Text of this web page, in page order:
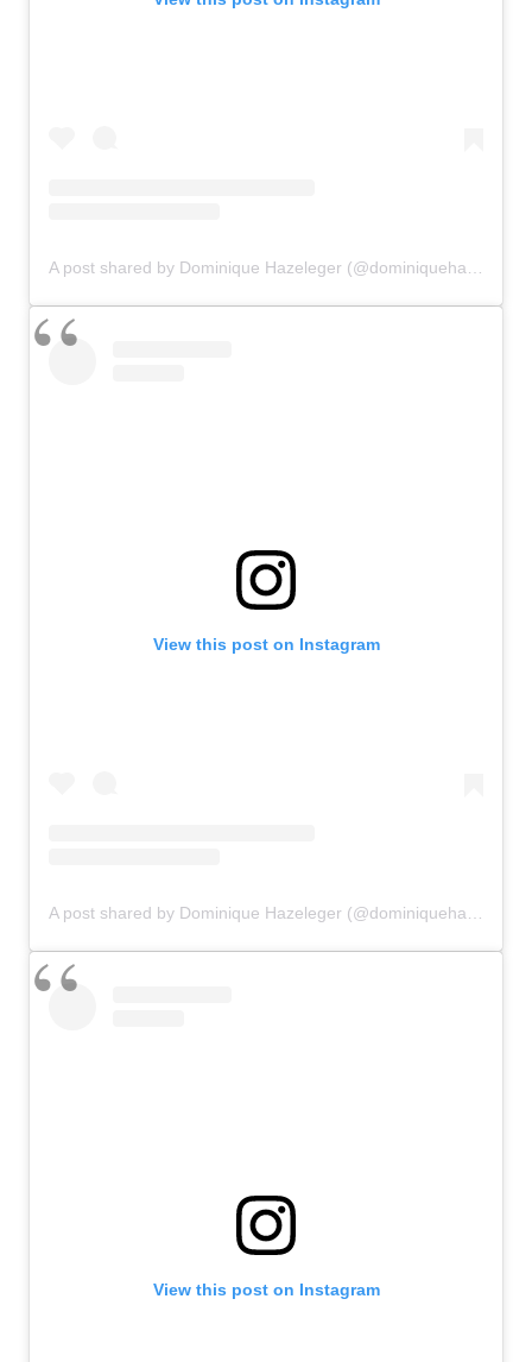
View this post on Instagram
View this post on Instagram